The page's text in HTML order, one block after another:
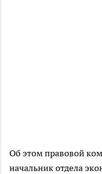
Об этом правовой
начальник отдела